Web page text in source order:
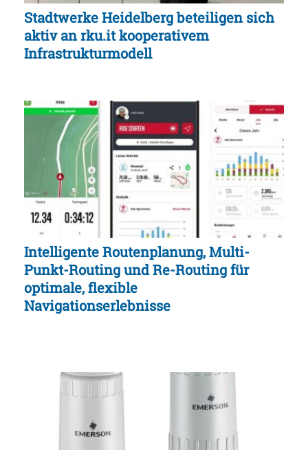
Stadtwerke Heidelberg beteiligen sich
aktiv an rku.it kooperativem
Infrastrukturmodell
Intelligente Routenplanung, Multi-
Punkt-Routing und Re-Routing für
optimale, flexible
Navigationserlebnisse